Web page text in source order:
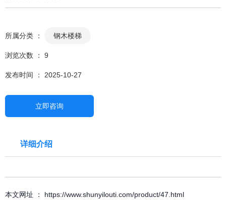
所属分类 ： 钢木楼梯
浏览次数 ： 9
发布时间 ： 2025-10-27
立即咨询
详细介绍
本文网址 ： https://www.shunyilouti.com/product/47.html